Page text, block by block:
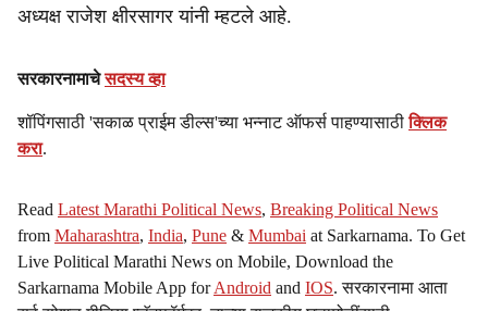
अध्यक्ष राजेश क्षीरसागर यांनी म्हटले आहे.
सरकारनामाचेसदस्य व्हा
शॉपिंगसाठी 'सकाळ प्राईम डील्स'च्या भन्नाट ऑफर्स पाहण्यासाठीक्लिक
करा.
Read Latest Marathi Political News, Breaking Political News
from Maharashtra, India, Pune & Mumbai at Sarkarnama. To Get
Live Political Marathi News on Mobile, Download the
Sarkarnama Mobile App forAndroid and IOS. सरकारनामा आता